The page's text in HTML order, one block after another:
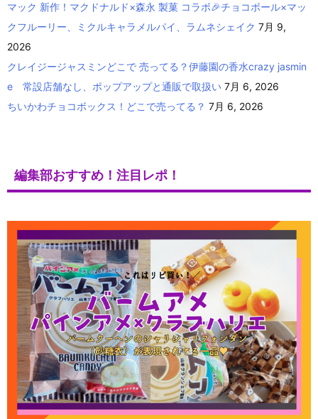
マック 新作！マクドナルド×森永 製菓 コラボ🎉チョコボール×マッ
クフルーリー、ミクルキャラメルパイ、ラムネシェイク 7月 9,
2026
クレイジージャスミンどこで 売ってる？伊藤園の香水crazy jasmin
e 常設店舗なし、ポップアップと通販で取扱い 7月 6, 2026
ちいかわチョコボックス！どこで売ってる？ 7月 6, 2026
編集部おすすめ！注目レポ！